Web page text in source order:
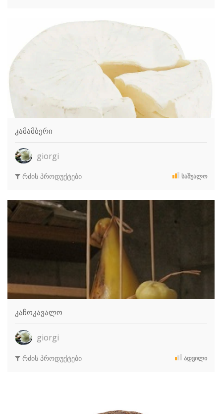
კამამბერი
giorgi
რძის პროდუქტები ᲡᲐᲨᲣᲐᲚᲝ
კაჩოკავალო
giorgi
რძის პროდუქტები ᲐᲓᲕᲘᲚᲘ